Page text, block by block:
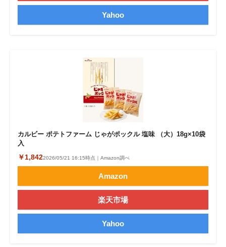
Yahoo
カルビー ポテトファーム じゃがポックル 塩味 （大）18g×10袋
入
￥1,8422026/05/21 16:15時点｜Amazon調べ
Amazon
楽天市場
Yahoo